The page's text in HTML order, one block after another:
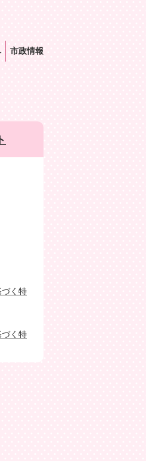
市政情報
く特
く特